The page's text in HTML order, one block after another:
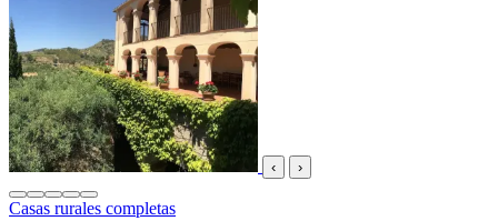
‹ ›
Casas rurales completas